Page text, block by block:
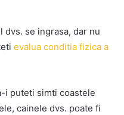
se ingrasa, dar nu
evalua conditia fizica a
i puteti simti coastele
cainele dvs. poate fi